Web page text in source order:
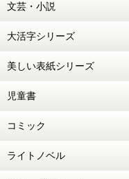
文芸・小説
大活字シリーズ
美しい表紙シリーズ
児童書
コミック
ライトノベル